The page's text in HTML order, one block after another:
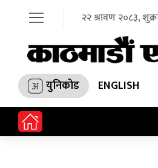
२२ श्रावण २०८३,
युनिकोड ENGLISH